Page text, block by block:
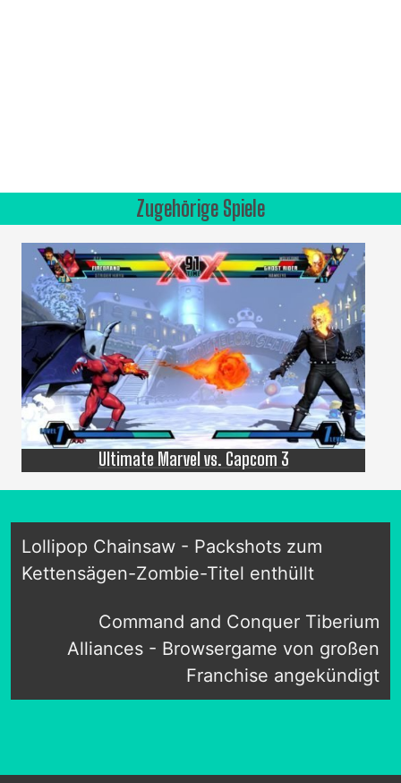
Zugehörige Spiele
Ultimate Marvel vs. Capcom 3
Lollipop Chainsaw - Packshots zum
Kettensägen-Zombie-Titel enthüllt
Command and Conquer Tiberium
Alliances - Browsergame von großen
Franchise angekündigt